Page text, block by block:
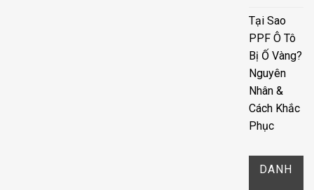
Tại Sao
PPF Ô Tô
Bị Ố Vàng?
Nguyên
Nhân &
Cách Khắc
Phục
DANH